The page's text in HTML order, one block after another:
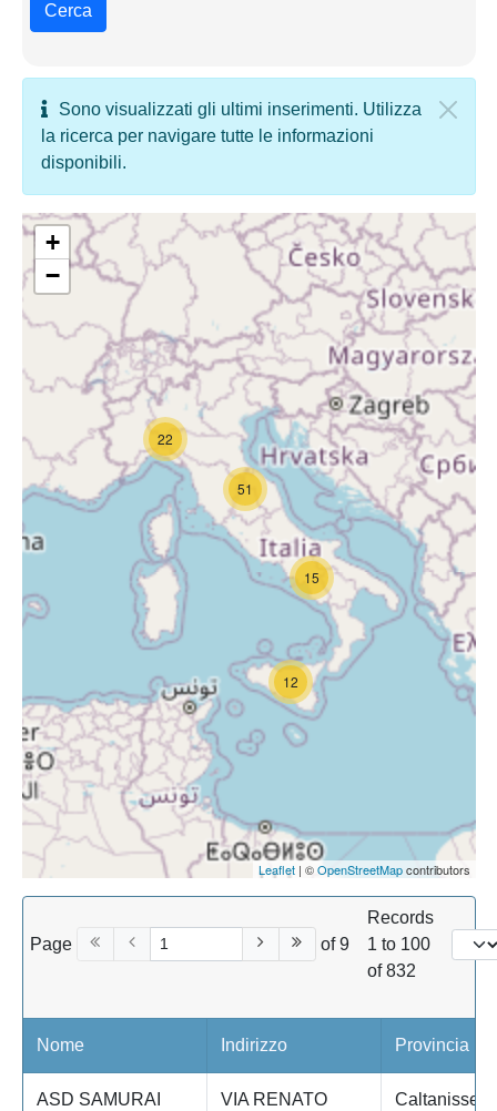
Cerca
Sono visualizzati gli ultimi inserimenti. Utilizza
la ricerca per navigare tutte le informazioni
disponibili.
15
12
22
51
+
−
Leaflet| ©OpenStreetMapcontributors
Page of 9
Records
1 to 100
of 832
Nome Indirizzo Provincia
ASD SAMURAI
VIA RENATO
Caltanissetta